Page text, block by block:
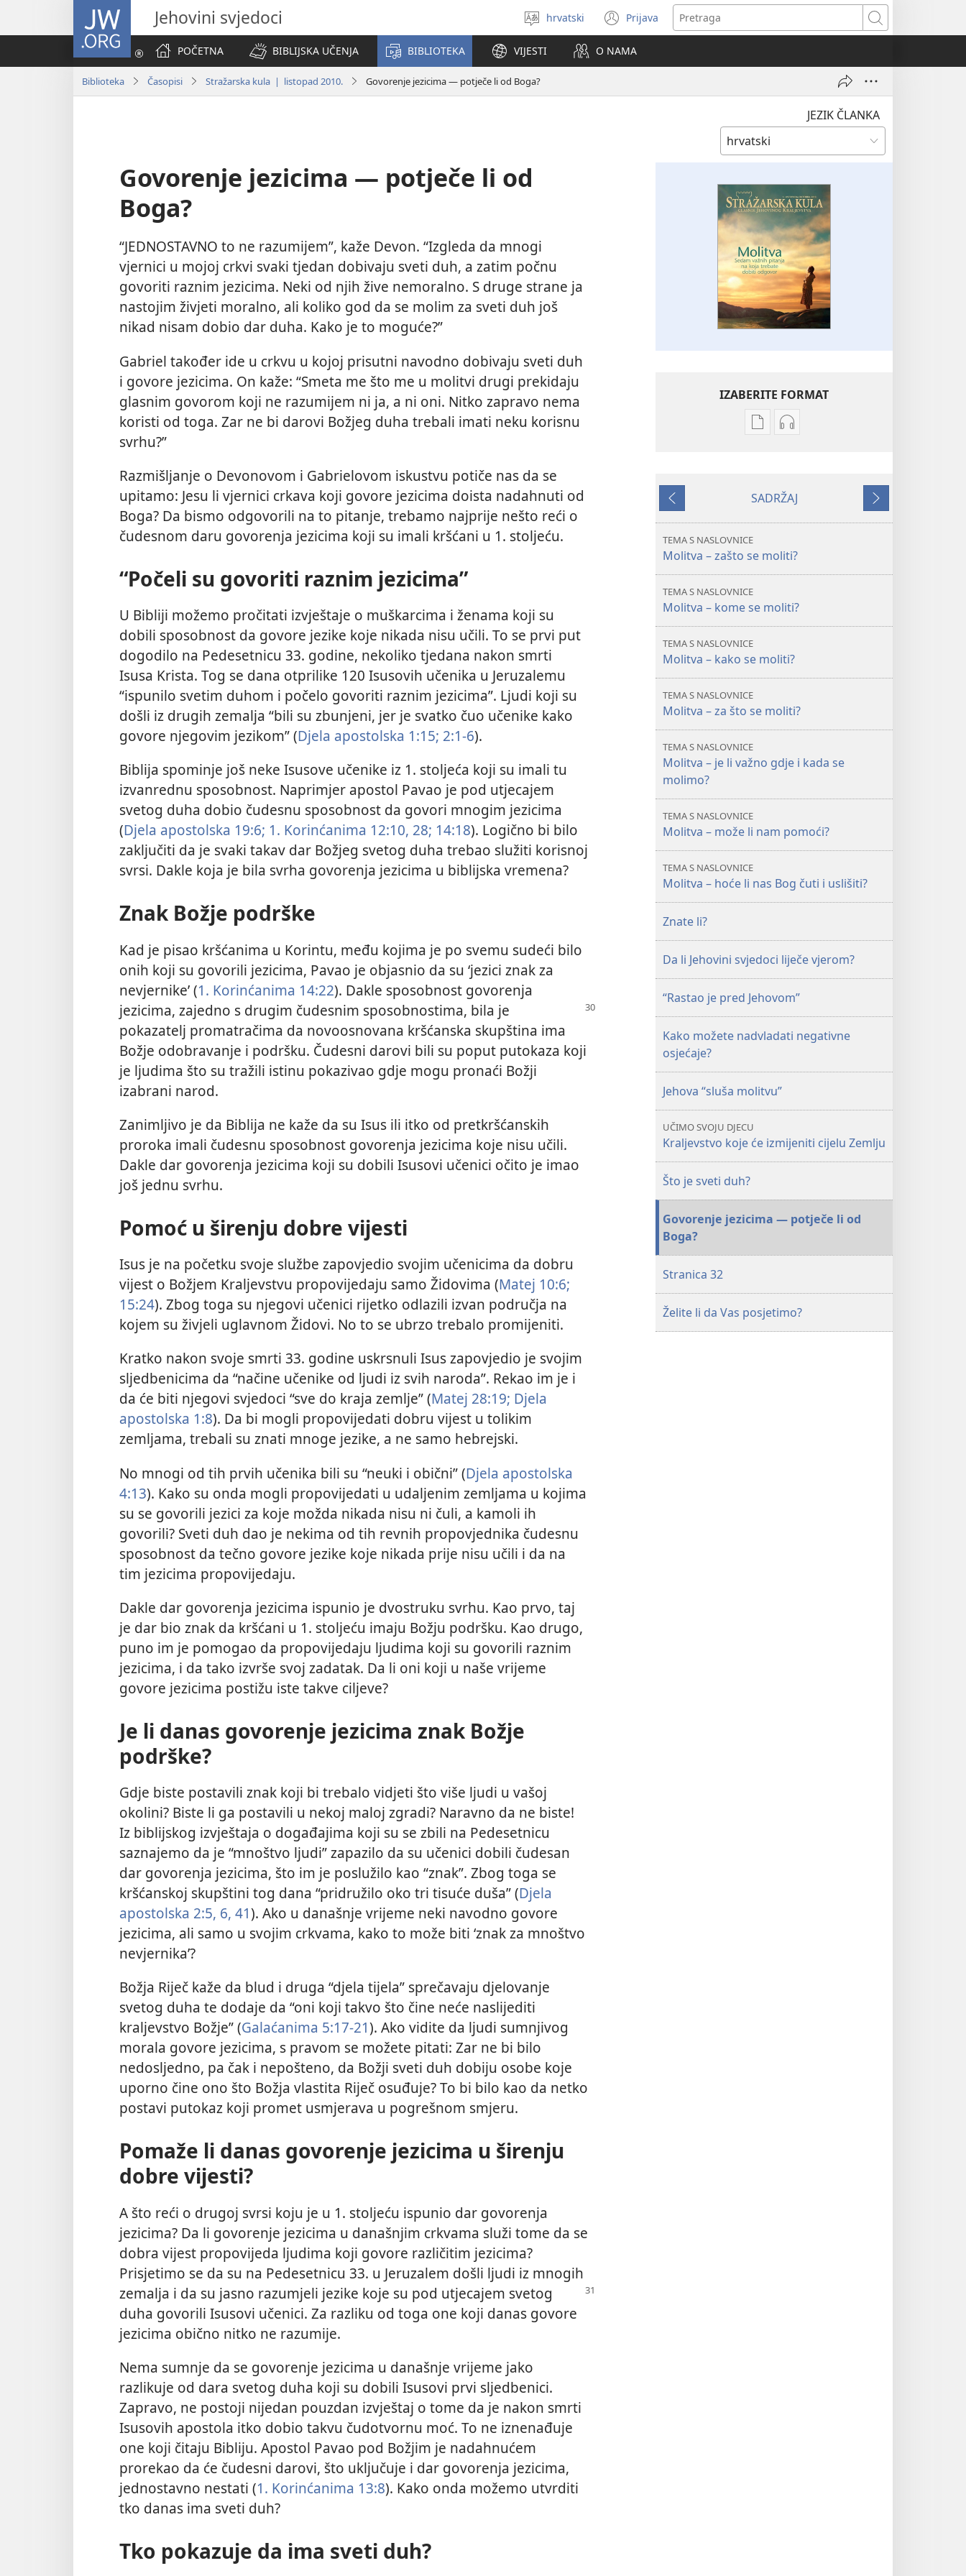
JW.ORG Jehovini svjedoci
Izaberi
jezik
hrvatski Prijava
(otvara
se
novi
prozor)
Pretraga
POČETNA
BIBLIJSKA UČENJA BIBLIOTEKA VIJESTI O NAMA
Biblioteka Časopisi Stražarska kula | listopad 2010. Govorenje jezicima — potječe li od Boga?
JEZIK ČLANKA
Govorenje jezicima — potječe li od
Boga?
“JEDNOSTAVNO to ne razumijem”, kaže Devon. “Izgleda da mnogi
vjernici u mojoj crkvi svaki tjedan dobivaju sveti duh, a zatim počnu
govoriti raznim jezicima. Neki od njih žive nemoralno. S druge strane ja
nastojim živjeti moralno, ali koliko god da se molim za sveti duh još
nikad nisam dobio dar duha. Kako je to moguće?”
Gabriel također ide u crkvu u kojoj prisutni navodno dobivaju sveti duh
i govore jezicima. On kaže: “Smeta me što me u molitvi drugi prekidaju
glasnim govorom koji ne razumijem ni ja, a ni oni. Nitko zapravo nema
koristi od toga. Zar ne bi darovi Božjeg duha trebali imati neku korisnu
svrhu?”
Razmišljanje o Devonovom i Gabrielovom iskustvu potiče nas da se
upitamo: Jesu li vjernici crkava koji govore jezicima doista nadahnuti od
Boga? Da bismo odgovorili na to pitanje, trebamo najprije nešto reći o
čudesnom daru govorenja jezicima koji su imali kršćani u 1. stoljeću.
“Počeli su govoriti raznim jezicima”
U Bibliji možemo pročitati izvještaje o muškarcima i ženama koji su
dobili sposobnost da govore jezike koje nikada nisu učili. To se prvi put
dogodilo na Pedesetnicu 33. godine, nekoliko tjedana nakon smrti
Isusa Krista. Tog se dana otprilike 120 Isusovih učenika u Jeruzalemu
“ispunilo svetim duhom i počelo govoriti raznim jezicima”. Ljudi koji su
došli iz drugih zemalja “bili su zbunjeni, jer je svatko čuo učenike kako
govore njegovim jezikom” (Djela apostolska 1:15; 2:1-6).
Biblija spominje još neke Isusove učenike iz 1. stoljeća koji su imali tu
izvanrednu sposobnost. Naprimjer apostol Pavao je pod utjecajem
svetog duha dobio čudesnu sposobnost da govori mnogim jezicima
(Djela apostolska 19:6; 1. Korinćanima 12:10, 28; 14:18). Logično bi bilo
zaključiti da je svaki takav dar Božjeg svetog duha trebao služiti korisnoj
svrsi. Dakle koja je bila svrha govorenja jezicima u biblijska vremena?
Znak Božje podrške
Kad je pisao kršćanima u Korintu, među kojima je po svemu sudeći bilo
onih koji su govorili jezicima, Pavao je objasnio da su ‘jezici znak za
nevjernike’ (1. Korinćanima 14:22). Dakle sposobnost govorenja
jezicima, zajedno s drugim čudesnim sposobnostima, bila je
pokazatelj promatračima da novoosnovana kršćanska skupština ima
Božje odobravanje i podršku. Čudesni darovi bili su poput putokaza koji
je ljudima što su tražili istinu pokazivao gdje mogu pronaći Božji
izabrani narod.
Zanimljivo je da Biblija ne kaže da su Isus ili itko od pretkršćanskih
proroka imali čudesnu sposobnost govorenja jezicima koje nisu učili.
Dakle dar govorenja jezicima koji su dobili Isusovi učenici očito je imao
još jednu svrhu.
Pomoć u širenju dobre vijesti
Isus je na početku svoje službe zapovjedio svojim učenicima da dobru
vijest o Božjem Kraljevstvu propovijedaju samo Židovima (Matej 10:6;
15:24). Zbog toga su njegovi učenici rijetko odlazili izvan područja na
kojem su živjeli uglavnom Židovi. No to se ubrzo trebalo promijeniti.
Kratko nakon svoje smrti 33. godine uskrsnuli Isus zapovjedio je svojim
sljedbenicima da “načine učenike od ljudi iz svih naroda”. Rekao im je i
da će biti njegovi svjedoci “sve do kraja zemlje” (Matej 28:19; Djela
apostolska 1:8). Da bi mogli propovijedati dobru vijest u tolikim
zemljama, trebali su znati mnoge jezike, a ne samo hebrejski.
No mnogi od tih prvih učenika bili su “neuki i obični” (Djela apostolska
4:13). Kako su onda mogli propovijedati u udaljenim zemljama u kojima
su se govorili jezici za koje možda nikada nisu ni čuli, a kamoli ih
govorili? Sveti duh dao je nekima od tih revnih propovjednika čudesnu
sposobnost da tečno govore jezike koje nikada prije nisu učili i da na
tim jezicima propovijedaju.
Dakle dar govorenja jezicima ispunio je dvostruku svrhu. Kao prvo, taj
je dar bio znak da kršćani u 1. stoljeću imaju Božju podršku. Kao drugo,
puno im je pomogao da propovijedaju ljudima koji su govorili raznim
jezicima, i da tako izvrše svoj zadatak. Da li oni koji u naše vrijeme
govore jezicima postižu iste takve ciljeve?
Je li danas govorenje jezicima znak Božje
podrške?
Gdje biste postavili znak koji bi trebalo vidjeti što više ljudi u vašoj
okolini? Biste li ga postavili u nekoj maloj zgradi? Naravno da ne biste!
Iz biblijskog izvještaja o događajima koji su se zbili na Pedesetnicu
saznajemo da je “mnoštvo ljudi” zapazilo da su učenici dobili čudesan
dar govorenja jezicima, što im je poslužilo kao “znak”. Zbog toga se
kršćanskoj skupštini tog dana “pridružilo oko tri tisuće duša” (Djela
apostolska 2:5, 6, 41). Ako u današnje vrijeme neki navodno govore
jezicima, ali samo u svojim crkvama, kako to može biti ‘znak za mnoštvo
nevjernika’?
Božja Riječ kaže da blud i druga “djela tijela” sprečavaju djelovanje
svetog duha te dodaje da “oni koji takvo što čine neće naslijediti
kraljevstvo Božje” (Galaćanima 5:17-21). Ako vidite da ljudi sumnjivog
morala govore jezicima, s pravom se možete pitati: Zar ne bi bilo
nedosljedno, pa čak i nepošteno, da Božji sveti duh dobiju osobe koje
uporno čine ono što Božja vlastita Riječ osuđuje? To bi bilo kao da netko
postavi putokaz koji promet usmjerava u pogrešnom smjeru.
Pomaže li danas govorenje jezicima u širenju
dobre vijesti?
A što reći o drugoj svrsi koju je u 1. stoljeću ispunio dar govorenja
jezicima? Da li govorenje jezicima u današnjim crkvama služi tome da se
dobra vijest propovijeda ljudima koji govore različitim jezicima?
Prisjetimo se da su na Pedesetnicu 33. u Jeruzalem došli ljudi iz mnogih
zemalja i da su jasno razumjeli jezike koje su pod utjecajem svetog
duha govorili Isusovi učenici. Za razliku od toga one koji danas govore
jezicima obično nitko ne razumije.
Nema sumnje da se govorenje jezicima u današnje vrijeme jako
razlikuje od dara svetog duha koji su dobili Isusovi prvi sljedbenici.
Zapravo, ne postoji nijedan pouzdan izvještaj o tome da je nakon smrti
Isusovih apostola itko dobio takvu čudotvornu moć. To ne iznenađuje
one koji čitaju Bibliju. Apostol Pavao pod Božjim je nadahnućem
prorekao da će čudesni darovi, što uključuje i dar govorenja jezicima,
jednostavno nestati (1. Korinćanima 13:8). Kako onda možemo utvrditi
tko danas ima sveti duh?
Tko pokazuje da ima sveti duh?
IZABERITE FORMAT
Postavke
STRAŽARSKA
Postavke
STRAŽARSKA
Prethodno
SADRŽAJ
Sljedeće
TEMA S NASLOVNICE
Molitva – zašto se moliti?
TEMA S NASLOVNICE
Molitva – kome se moliti?
TEMA S NASLOVNICE
Molitva – kako se moliti?
TEMA S NASLOVNICE
Molitva – za što se moliti?
TEMA S NASLOVNICE
Molitva – je li važno gdje i kada se
molimo?
TEMA S NASLOVNICE
Molitva – može li nam pomoći?
TEMA S NASLOVNICE
Molitva – hoće li nas Bog čuti i uslišiti?
Znate li?
Da li Jehovini svjedoci liječe vjerom?
“Rastao je pred Jehovom”
Kako možete nadvladati negativne
osjećaje?
Jehova “sluša molitvu”
UČIMO SVOJU DJECU
Kraljevstvo koje će izmijeniti cijelu Zemlju
Što je sveti duh?
Govorenje jezicima — potječe li od
Boga?
Stranica 32
Želite li da Vas posjetimo?